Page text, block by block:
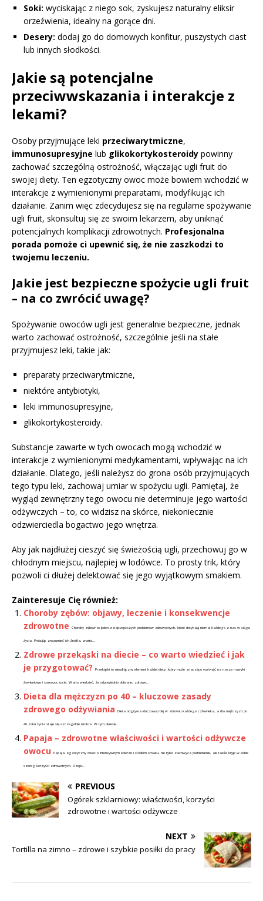
Soki: wyciskając z niego sok, zyskujesz naturalny eliksir
orzeźwienia, idealny na gorące dni.
Desery: dodaj go do domowych konfitur, puszystych ciast
lub innych słodkości.
Jakie są potencjalne
przeciwwskazania i interakcje z
lekami?
Osoby przyjmujące leki przeciwarytmiczne,
immunosupresyjne lub glikokortykosteroidy powinny
zachować szczególną ostrożność, włączając ugli fruit do
swojej diety. Ten egzotyczny owoc może bowiem wchodzić w
interakcje z wymienionymi preparatami, modyfikując ich
działanie. Zanim więc zdecydujesz się na regularne spożywanie
ugli fruit, skonsultuj się ze swoim lekarzem, aby uniknąć
potencjalnych komplikacji zdrowotnych. Profesjonalna
porada pomoże ci upewnić się, że nie zaszkodzi to
twojemu leczeniu.
Jakie jest bezpieczne spożycie ugli fruit
– na co zwrócić uwagę?
Spożywanie owoców ugli jest generalnie bezpieczne, jednak
warto zachować ostrożność, szczególnie jeśli na stałe
przyjmujesz leki, takie jak:
preparaty przeciwarytmiczne,
niektóre antybiotyki,
leki immunosupresyjne,
glikokortykosteroidy.
Substancje zawarte w tych owocach mogą wchodzić w
interakcje z wymienionymi medykamentami, wpływając na ich
działanie. Dlatego, jeśli należysz do grona osób przyjmujących
tego typu leki, zachowaj umiar w spożyciu ugli. Pamiętaj, że
wygląd zewnętrzny tego owocu nie determinuje jego wartości
odżywczych – to, co widzisz na skórce, niekoniecznie
odzwierciedla bogactwo jego wnętrza.
Aby jak najdłużej cieszyć się świeżością ugli, przechowuj go w
chłodnym miejscu, najlepiej w lodówce. To prosty trik, który
pozwoli ci dłużej delektować się jego wyjątkowym smakiem.
Zainteresuje Cię również:
Choroby zębów: objawy, leczenie i konsekwencje
zdrowotne
Choroby zębów to jeden z najczęstszych problemów zdrowotnych, które dotykają niemal każdego z nas w ciągu
życia. Próbując zrozumieć ich źródła, warto...
Zdrowe przekąski na diecie – co warto wiedzieć i jak
je przygotować?
Przekąski to nieodłączny element każdej diety, który może znacząco wpłynąć na nasze nawyki
żywieniowe i samopoczucie. Warto wiedzieć, że odpowiednio dobrane, zdrowe...
Dieta dla mężczyzn po 40 – kluczowe zasady
zdrowego odżywiania
Dieta odgrywa kluczową rolę w zdrowiu każdego człowieka, a dla mężczyzn po
40. roku życia staje się szczególnie istotna. W tym okresie...
Papaja – zdrowotne właściwości i wartości odżywcze
owocu
Papaja, egzotyczny owoc o intensywnym kolorze i słodkim smaku, nie tylko zachwyca podniebienie, ale także kryje w sobie
szereg korzyści zdrowotnych. Dzięki...
PREVIOUS
Ogórek szklarniowy: właściwości, korzyści
zdrowotne i wartości odżywcze
NEXT
Tortilla na zimno – zdrowe i szybkie posiłki do pracy